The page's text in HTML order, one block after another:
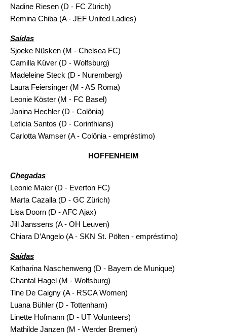
Nadine Riesen (D - FC Zürich)
Remina Chiba (A - JEF United Ladies)
Saídas
Sjoeke Nüsken (M - Chelsea FC)
Camilla Küver (D - Wolfsburg)
Madeleine Steck (D - Nuremberg)
Laura Feiersinger (M - AS Roma)
Leonie Köster (M - FC Basel)
Janina Hechler (D - Colônia)
Leticia Santos (D - Corinthians)
Carlotta Wamser (A - Colônia - empréstimo)
HOFFENHEIM
Chegadas
Leonie Maier (D - Everton FC)
Marta Cazalla (D - GC Zürich)
Lisa Doorn (D - AFC Ajax)
Jill Janssens (A - OH Leuven)
Chiara D’Angelo (A - SKN St. Pölten - empréstimo)
Saídas
Katharina Naschenweng (D - Bayern de Munique)
Chantal Hagel (M - Wolfsburg)
Tine De Caigny (A - RSCA Women)
Luana Bühler (D - Tottenham)
Linette Hofmann (D - UT Volunteers)
Mathilde Janzen (M - Werder Bremen)